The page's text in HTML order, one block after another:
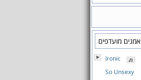
אמנים מועדפים
Ironic
So Unsexy